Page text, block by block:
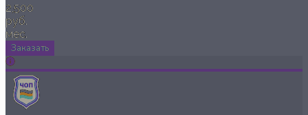
2,500
руб.
мес.
Заказать